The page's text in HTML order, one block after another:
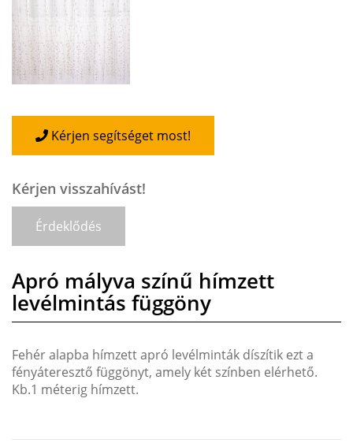
Kérjen segítséget most!
Kérjen visszahívást!
Érdeklődés
Apró mályva színű hímzett
levélmintás függöny
Fehér alapba hímzett apró levélminták díszítik ezt a
fényáteresztő függönyt, amely két színben elérhető.
Kb.1 méterig hímzett.